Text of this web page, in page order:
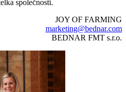
společnosti.
JOY OF FARMING
marketing@bednar.com
BEDNAR FMT s.r.o.